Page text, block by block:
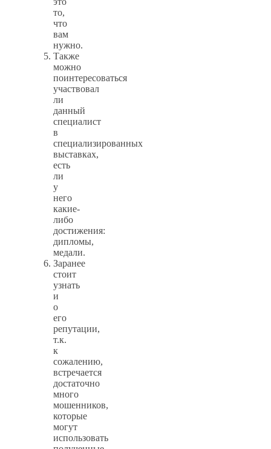
то,
что
вам
нужно.
Также
можно
поинтересоваться
участвовал
ли
данный
специалист
в
специализированных
выставках,
есть
ли
у
него
какие-
либо
достижения:
дипломы,
медали.
Заранее
стоит
узнать
и
о
его
репутации,
т.к.
к
сожалению,
встречается
достаточно
много
мошенников,
которые
могут
использовать